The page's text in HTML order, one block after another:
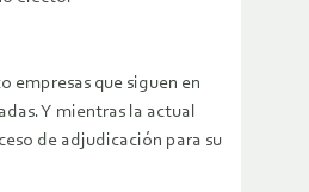
empresas que siguen en
Y mientras la actual
de adjudicación para su